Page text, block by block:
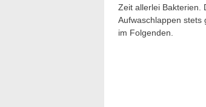
Zeit allerlei Bakterien.
Aufwaschlappen stets
im Folgenden.